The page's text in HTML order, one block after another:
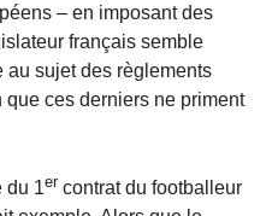
– en imposant des
français semble
au sujet des règlements
ces derniers ne priment
du 1er contrat du footballeur